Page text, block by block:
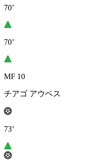
70’
70’
MF 10
チアゴ アウベス
73’